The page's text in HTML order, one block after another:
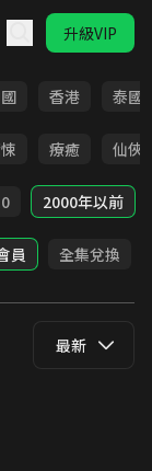
升級VIP
香港 泰國
療癒 仙俠
2000年以前
員 全集兌換
最新